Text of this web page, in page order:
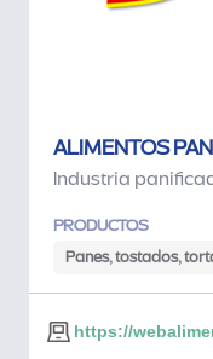
ALIMENTOS
Industria
PRODUCTOS
Panes, tostados,
https://